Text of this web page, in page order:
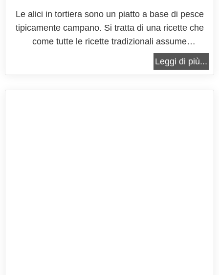
Le alici in tortiera sono un piatto a base di pesce
tipicamente campano. Si tratta di una ricette che
come tutte le ricette tradizionali assume
innumerevoli sfaccettature in base alle tradizioni
del luogo dove viene preparata a tramandata; a
Leggi di più...